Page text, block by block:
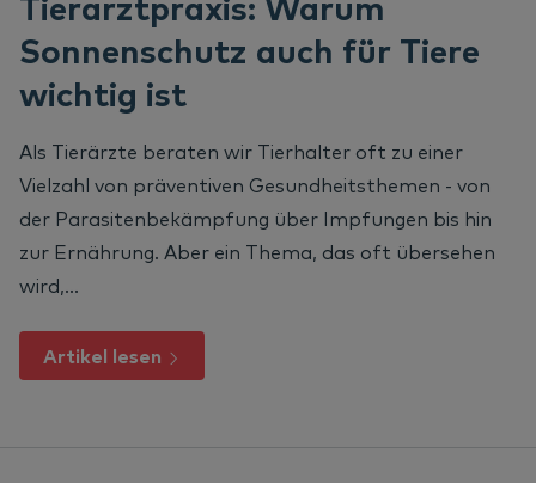
Nextview portal
DE
Dansk
English
Español
Français
Nederlands
Svenska
Sonnenschutz auch für Tiere
wichtig ist
Als Tierärzte beraten wir Tierhalter oft zu einer
Vielzahl von präventiven Gesundheitsthemen - von
der Parasitenbekämpfung über Impfungen bis hin
zur Ernährung. Aber ein Thema, das oft übersehen
wird,...
Artikel lesen